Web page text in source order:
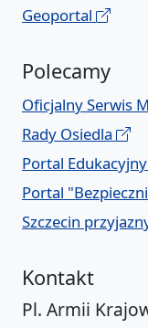
Geoportal
Polecamy
Oficjalny Serwis
Rady Osiedla
Portal Edukacyjny
Portal
Szczecin
Kontakt
Pl. Armii